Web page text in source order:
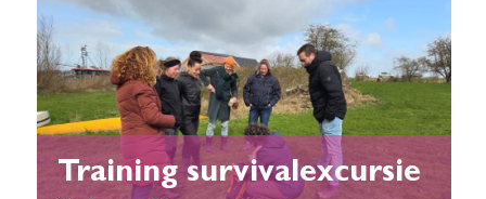
Training survivalexcursie